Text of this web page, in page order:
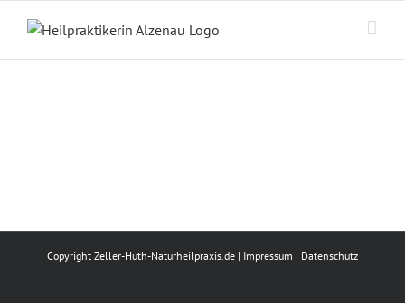
Inhalt
Copyright Zeller-Huth-Naturheilpraxis.de | Impressum | Datenschutz